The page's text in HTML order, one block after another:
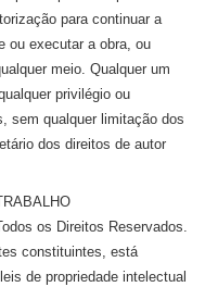
para continuar a
ou executar a obra, ou
meio. Qualquer um
privilégio ou
sem qualquer limitação dos
dos direitos de autor
os Direitos Reservados.
constituintes, está
de propriedade intelectual